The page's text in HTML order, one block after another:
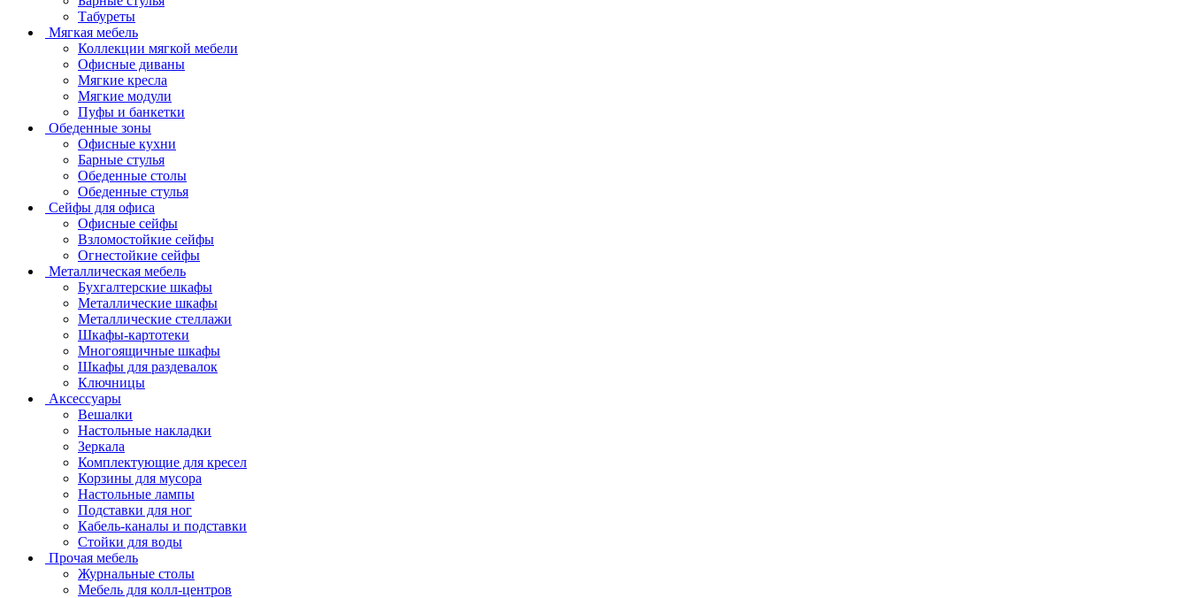
Табуреты
Мягкая мебель
Коллекции мягкой мебели
Офисные диваны
Мягкие кресла
Мягкие модули
Пуфы и банкетки
Обеденные зоны
Офисные кухни
Барные стулья
Обеденные столы
Обеденные стулья
Сейфы для офиса
Офисные сейфы
Взломостойкие сейфы
Огнестойкие сейфы
Металлическая мебель
Бухгалтерские шкафы
Металлические шкафы
Металлические стеллажи
Шкафы-картотеки
Многоящичные шкафы
Шкафы для раздевалок
Ключницы
Аксессуары
Вешалки
Настольные накладки
Зеркала
Комплектующие для кресел
Корзины для мусора
Настольные лампы
Подставки для ног
Кабель-каналы и подставки
Стойки для воды
Прочая мебель
Журнальные столы
Мебель для колл-центров